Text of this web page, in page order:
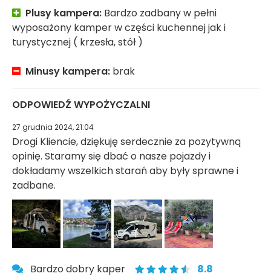
Plusy kampera: Bardzo zadbany w pełni
wyposażony kamper w części kuchennej jak i
turystycznej ( krzesła, stół )
Minusy kampera: brak
ODPOWIEDŹ WYPOŻYCZALNI
27 grudnia 2024, 21:04
Drogi Kliencie, dziękuję serdecznie za pozytywną
opinię. Staramy się dbać o nasze pojazdy i
dokładamy wszelkich starań aby były sprawne i
zadbane.
Bardzo dobry kaper 8.8